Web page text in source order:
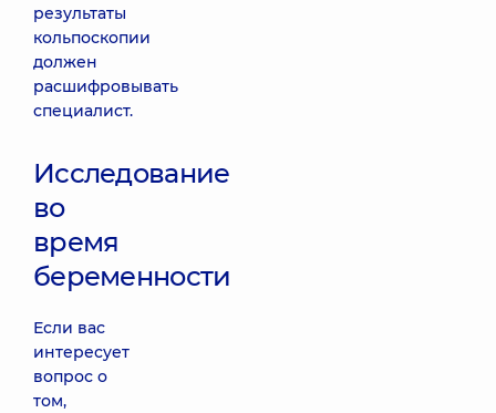
результаты
кольпоскопии
должен
расшифровывать
специалист.
Исследование
во
время
беременности
Если вас
интересует
вопрос о
том,